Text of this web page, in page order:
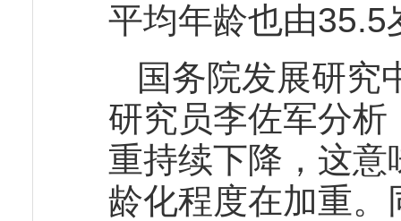
平均年龄也由35.5
国务院发展研究
研究员李佐军分
重持续下降，这意
龄化程度在加重